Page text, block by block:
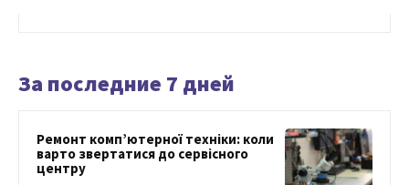
За последние 7 дней
Ремонт комп’ютерної техніки: коли
варто звертатися до сервісного
центру